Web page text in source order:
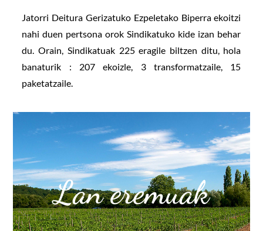
Jatorri Deitura Gerizatuko Ezpeletako Biperra ekoitzi
nahi duen pertsona orok Sindikatuko kide izan behar
du. Orain, Sindikatuak 225 eragile biltzen ditu, hola
banaturik : 207 ekoizle, 3 transformatzaile, 15
paketatzaile.
Lan eremuak